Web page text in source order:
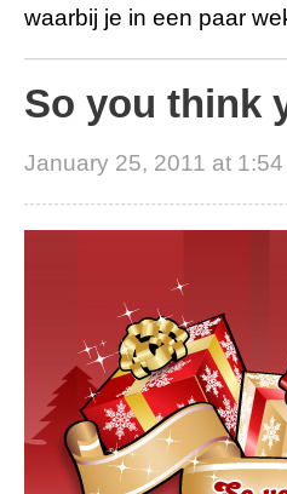
waarbij je in een paar
So you think
January 25, 2011 at 1:54